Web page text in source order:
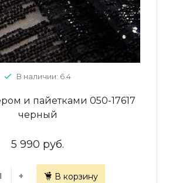
В наличии: 6.4
и пайетками 050-17617
черный
5 990 руб.
+ В корзину